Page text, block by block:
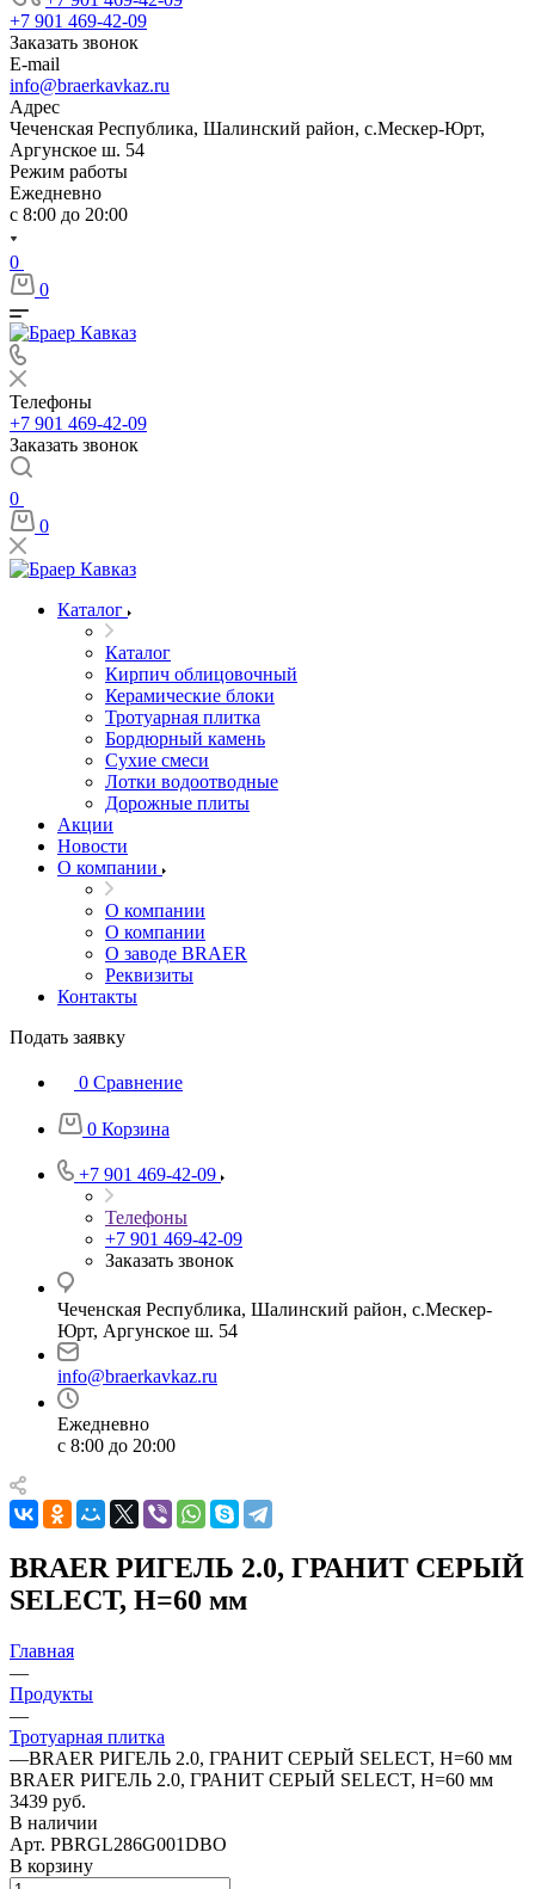
+7 901 469-42-09
Заказать звонок
E-mail
info@braerkavkaz.ru
Адрес
Чеченская Республика, Шалинский район, с.Мескер-Юрт,
Аргунское ш. 54
Режим работы
Ежедневно
с 8:00 до 20:00
0
0
Телефоны
+7 901 469-42-09
Заказать звонок
0
0
Каталог
Каталог
Кирпич облицовочный
Керамические блоки
Тротуарная плитка
Бордюрный камень
Сухие смеси
Лотки водоотводные
Дорожные плиты
Акции
Новости
О компании
О компании
О компании
О заводе BRAER
Реквизиты
Контакты
Подать заявку
0 Сравнение
0 Корзина
+7 901 469-42-09
Телефоны
+7 901 469-42-09
Заказать звонок
Чеченская Республика, Шалинский район, с.Мескер-
Юрт, Аргунское ш. 54
info@braerkavkaz.ru
Ежедневно
с 8:00 до 20:00
BRAER РИГЕЛЬ 2.0, ГРАНИТ СЕРЫЙ
SELECT, H=60 мм
Главная
—
Продукты
—
Тротуарная плитка
—BRAER РИГЕЛЬ 2.0, ГРАНИТ СЕРЫЙ SELECT, H=60 мм
BRAER РИГЕЛЬ 2.0, ГРАНИТ СЕРЫЙ SELECT, H=60 мм
3439 руб.
В наличии
Арт. PBRGL286G001DBO
В корзину